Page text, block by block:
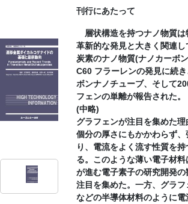
CONTACT
刊行にあたって
層状構造を持つナノ物質は
革新的な発見と大きく関連し
炭素のナノ物質(ナノカーボ
C60 フラーレンの発見に続
ボンナノチューブ、そして
フェンの単離が報告された。
(中略)
グラフェンが注目を集めた
個分の厚さにもかかわらず
り、電流をよく流す性質を
る。このような薄い電子材
が進む電子素子の研究開発
注目を集めた。一方、グラ
などの半導体材料のように電